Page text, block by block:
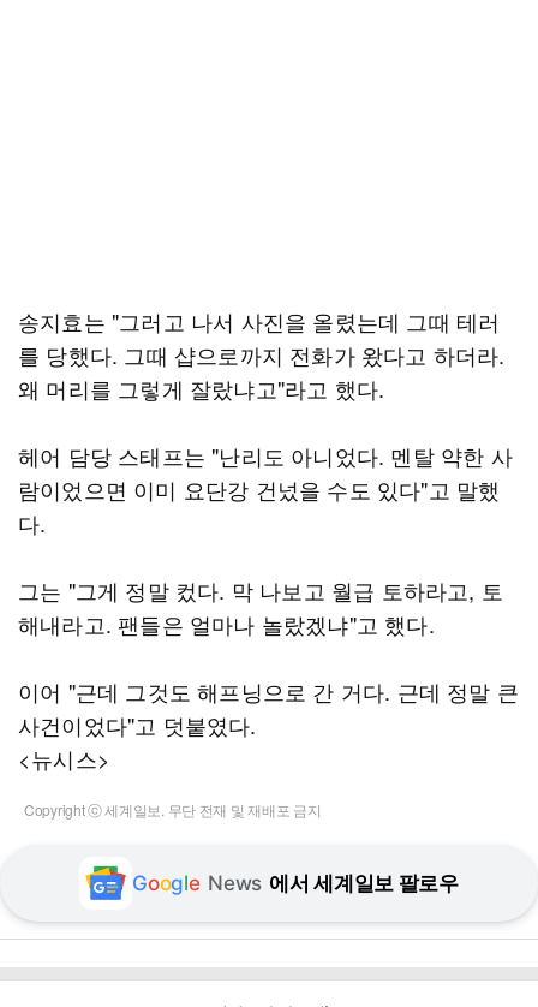
송지효는 "그러고 나서 사진을 올렸는데 그때 테러
를 당했다. 그때 샵으로까지 전화가 왔다고 하더라.
왜 머리를 그렇게 잘랐냐고"라고 했다.
헤어 담당 스태프는 "난리도 아니었다. 멘탈 약한 사
람이었으면 이미 요단강 건넜을 수도 있다"고 말했
다.
그는 "그게 정말 컸다. 막 나보고 월급 토하라고, 토
해내라고. 팬들은 얼마나 놀랐겠냐"고 했다.
이어 "근데 그것도 해프닝으로 간 거다. 근데 정말 큰
사건이었다"고 덧붙였다.
<뉴시스>
Copyright ⓒ 세계일보. 무단 전재 및 재배포 금지
Google News 에서 세계일보 팔로우